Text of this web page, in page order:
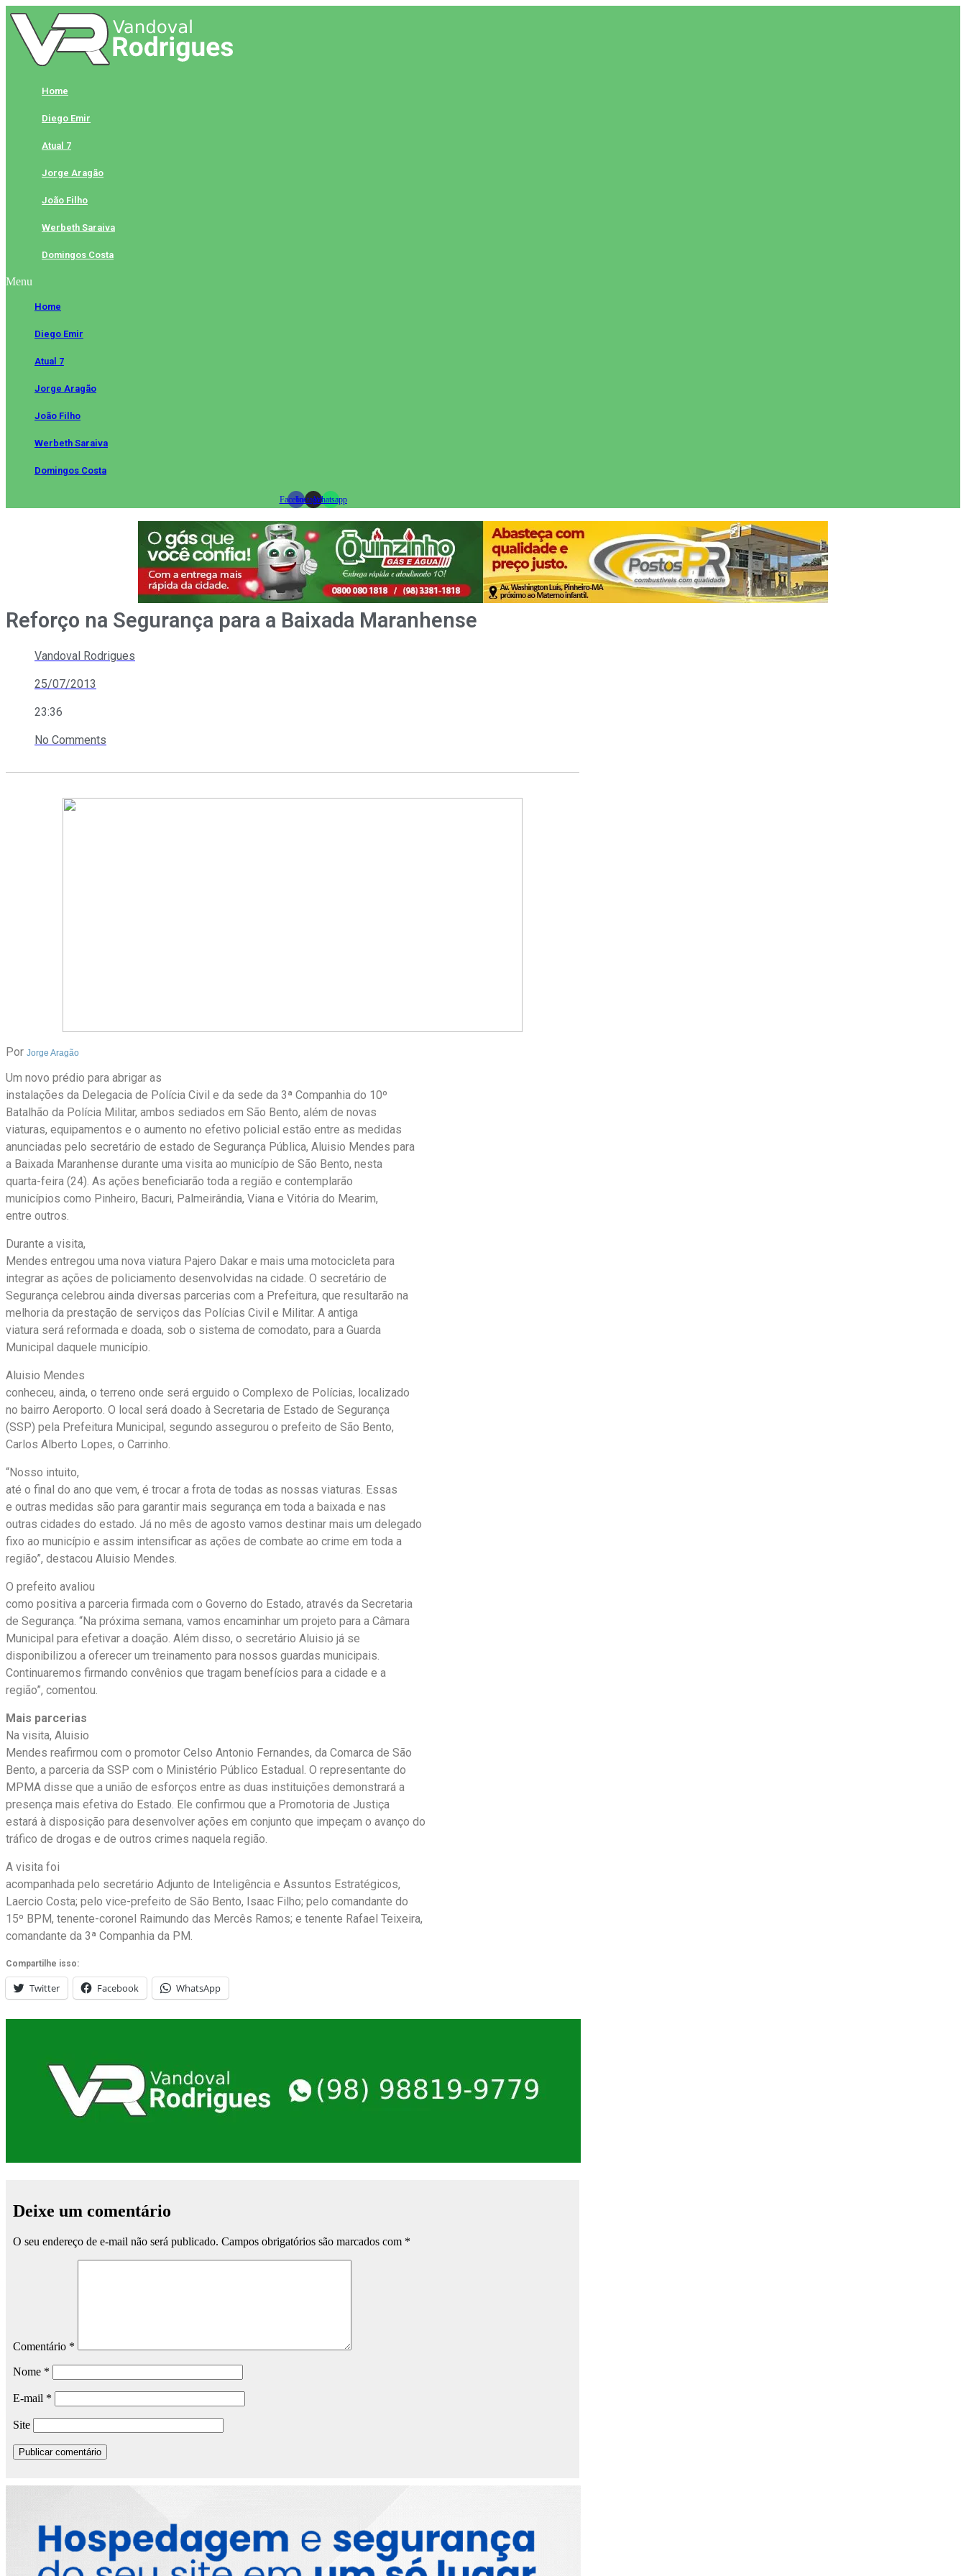
Skip
to
content
Home
Diego Emir
Atual 7
Jorge Aragão
João Filho
Werbeth Saraiva
Domingos Costa
Menu
Home
Diego Emir
Atual 7
Jorge Aragão
João Filho
Werbeth Saraiva
Domingos Costa
FacebookInstagramWhatsapp
Reforço na Segurança para a Baixada Maranhense
Vandoval Rodrigues
25/07/2013
23:36
No Comments
Por Jorge Aragão
Um novo prédio para abrigar as
instalações da Delegacia de Polícia Civil e da sede da 3ª Companhia do 10º
Batalhão da Polícia Militar, ambos sediados em São Bento, além de novas
viaturas, equipamentos e o aumento no efetivo policial estão entre as medidas
anunciadas pelo secretário de estado de Segurança Pública, Aluisio Mendes para
a Baixada Maranhense durante uma visita ao município de São Bento, nesta
quarta-feira (24). As ações beneficiarão toda a região e contemplarão
municípios como Pinheiro, Bacuri, Palmeirândia, Viana e Vitória do Mearim,
entre outros.
Durante a visita,
Mendes entregou uma nova viatura Pajero Dakar e mais uma motocicleta para
integrar as ações de policiamento desenvolvidas na cidade. O secretário de
Segurança celebrou ainda diversas parcerias com a Prefeitura, que resultarão na
melhoria da prestação de serviços das Polícias Civil e Militar. A antiga
viatura será reformada e doada, sob o sistema de comodato, para a Guarda
Municipal daquele município.
Aluisio Mendes
conheceu, ainda, o terreno onde será erguido o Complexo de Polícias, localizado
no bairro Aeroporto. O local será doado à Secretaria de Estado de Segurança
(SSP) pela Prefeitura Municipal, segundo assegurou o prefeito de São Bento,
Carlos Alberto Lopes, o Carrinho.
“Nosso intuito,
até o final do ano que vem, é trocar a frota de todas as nossas viaturas. Essas
e outras medidas são para garantir mais segurança em toda a baixada e nas
outras cidades do estado. Já no mês de agosto vamos destinar mais um delegado
fixo ao município e assim intensificar as ações de combate ao crime em toda a
região”, destacou Aluisio Mendes.
O prefeito avaliou
como positiva a parceria firmada com o Governo do Estado, através da Secretaria
de Segurança. “Na próxima semana, vamos encaminhar um projeto para a Câmara
Municipal para efetivar a doação. Além disso, o secretário Aluisio já se
disponibilizou a oferecer um treinamento para nossos guardas municipais.
Continuaremos firmando convênios que tragam benefícios para a cidade e a
região”, comentou.
Mais parcerias
Na visita, Aluisio
Mendes reafirmou com o promotor Celso Antonio Fernandes, da Comarca de São
Bento, a parceria da SSP com o Ministério Público Estadual. O representante do
MPMA disse que a união de esforços entre as duas instituições demonstrará a
presença mais efetiva do Estado. Ele confirmou que a Promotoria de Justiça
estará à disposição para desenvolver ações em conjunto que impeçam o avanço do
tráfico de drogas e de outros crimes naquela região.
A visita foi
acompanhada pelo secretário Adjunto de Inteligência e Assuntos Estratégicos,
Laercio Costa; pelo vice-prefeito de São Bento, Isaac Filho; pelo comandante do
15º BPM, tenente-coronel Raimundo das Mercês Ramos; e tenente Rafael Teixeira,
comandante da 3ª Companhia da PM.
Compartilhe isso:
Twitter Facebook WhatsApp
Deixe um comentário
O seu endereço de e-mail não será publicado. Campos obrigatórios são marcados com *
Comentário *
Nome *
E-mail *
Site